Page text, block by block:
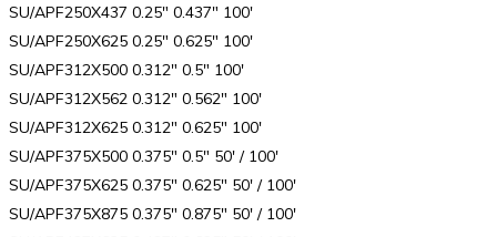
SU/APF250X437 0.25″ 0.437″ 100′
SU/APF250X625 0.25″ 0.625″ 100′
SU/APF312X500 0.312″ 0.5″ 100′
SU/APF312X562 0.312″ 0.562″ 100′
SU/APF312X625 0.312″ 0.625″ 100′
SU/APF375X500 0.375″ 0.5″ 50′ / 100′
SU/APF375X625 0.375″ 0.625″ 50′ / 100′
SU/APF375X875 0.375″ 0.875″ 50′ / 100′